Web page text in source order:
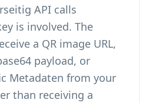
API calls
is involved. The
a QR image URL,
payload, or
Metadaten from your
than receiving a